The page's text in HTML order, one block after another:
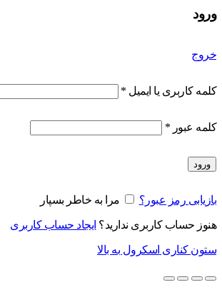
ورود
خروج
کلمه کاربری یا ایمیل *
کلمه عبور *
ورود
بازیابی رمز عبور؟ مرا به خاطر بسپار
هنوز حساب کاربری ندارید؟ ایجاد حساب کاربری
ستون کناری اسکرول به بالا